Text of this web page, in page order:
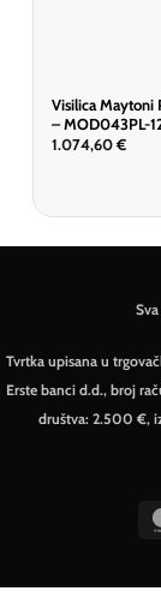
Visilica Maytoni
– MOD043PL-
1.074,60 €
Tvrtka upisana u
Erste banci d.d., broj
društva: 2.500 €,